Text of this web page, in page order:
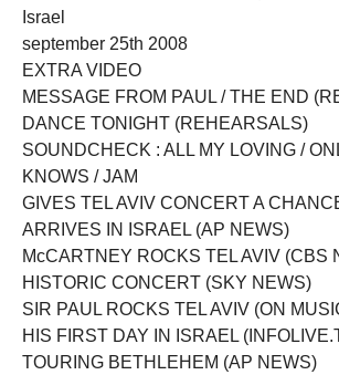
Israel
september 25th 2008
EXTRA VIDEO
MESSAGE FROM PAUL / THE END
DANCE TONIGHT (REHEARSALS)
SOUNDCHECK : ALL MY LOVING /
KNOWS / JAM
GIVES TEL AVIV CONCERT A
ARRIVES IN ISRAEL (AP NEWS)
McCARTNEY ROCKS TEL AVIV (CBS
HISTORIC CONCERT (SKY NEWS)
SIR PAUL ROCKS TEL AVIV (ON
HIS FIRST DAY IN ISRAEL
TOURING BETHLEHEM (AP NEWS)